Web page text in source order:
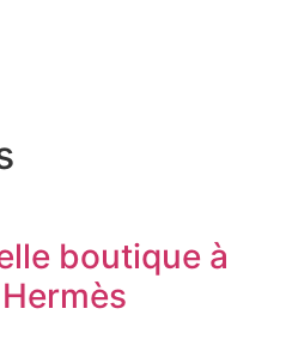
boutique à